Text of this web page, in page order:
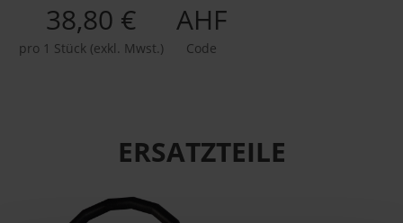
38,80 €
pro 1 Stück (exkl. Mwst.)
AHF
Code
ERSATZTEILE